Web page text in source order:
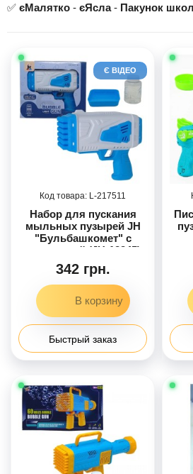
✅ єМалятко - єЯсла- Пакунок
Є ВІДЕО
217511
Набор для пускания
мыльных пузырей JH
"Бульбашкомет" с
подсветкой (JH-12345)
342 грн.
Быстрый заказ